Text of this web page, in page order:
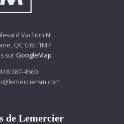
Vachon N.
QC G6E 1M7
sur GoogleMap
387-4560
de Lemercier